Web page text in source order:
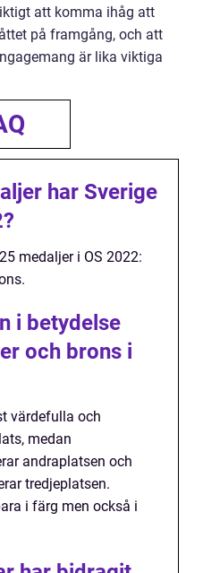
att komma ihåg att
på framgång, och att
är lika viktiga
har Sverige
medaljer i OS 2022:
i betydelse
och brons i
värdefulla och
medan
andraplatsen och
tredjeplatsen.
i färg men också i